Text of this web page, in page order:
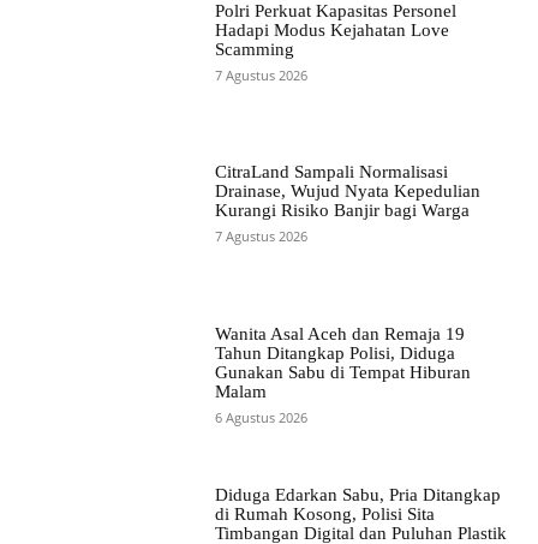
Polri Perkuat Kapasitas Personel
Hadapi Modus Kejahatan Love
Scamming
7 Agustus 2026
CitraLand Sampali Normalisasi
Drainase, Wujud Nyata Kepedulian
Kurangi Risiko Banjir bagi Warga
7 Agustus 2026
Wanita Asal Aceh dan Remaja 19
Tahun Ditangkap Polisi, Diduga
Gunakan Sabu di Tempat Hiburan
Malam
6 Agustus 2026
Diduga Edarkan Sabu, Pria Ditangkap
di Rumah Kosong, Polisi Sita
Timbangan Digital dan Puluhan Plastik